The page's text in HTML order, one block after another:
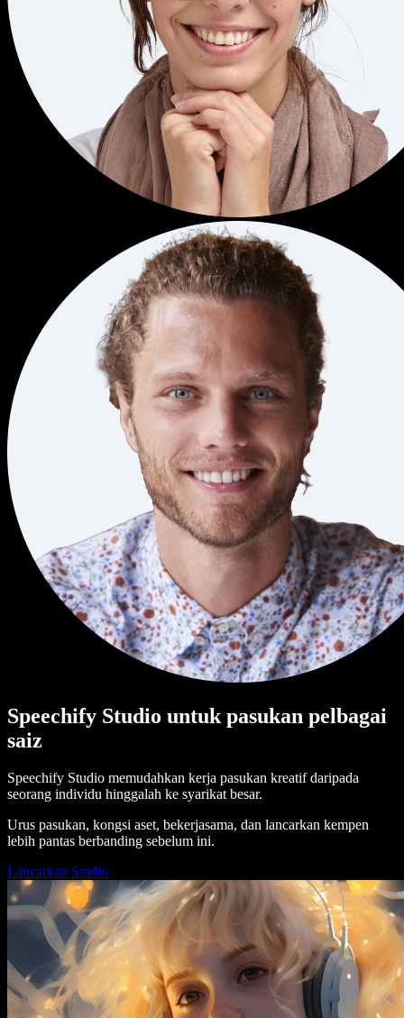
Speechify Studio untuk pasukan pelbagai
saiz
Speechify Studio memudahkan kerja pasukan kreatif daripada
seorang individu hinggalah ke syarikat besar.
Urus pasukan, kongsi aset, bekerjasama, dan lancarkan kempen
lebih pantas berbanding sebelum ini.
Lancarkan Studio